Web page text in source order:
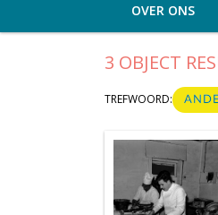
OVER ONS
3 OBJECT
TREFWOORD: